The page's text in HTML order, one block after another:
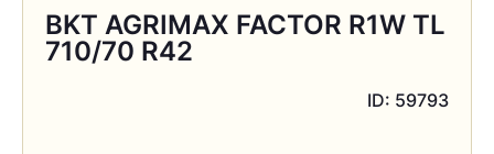
BKT AGRIMAX FACTOR R1W TL
710/70 R42
ID: 59793